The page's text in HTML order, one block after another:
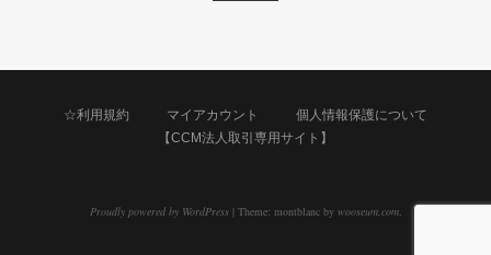
☆利用規約 マイアカウント
個人情報保護について
【CCM法人取引専用サイト】
Proudly powered by WordPress | Theme: montblanc by wooseum.com.